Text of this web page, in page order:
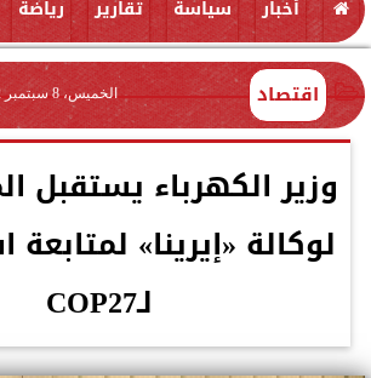
أخبار سياسة تقارير رياضة
اقتصاد الخميس، 8 سبتمبر 2022
وزير الكهرباء يستقبل
لوكالة «إيرينا»
لـCOP27